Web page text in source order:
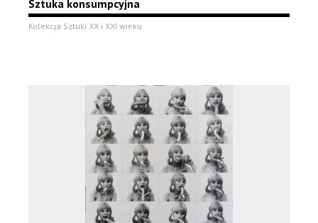
Sztuka konsumpcyjna
Kolekcja Sztuki XX i XXI wieku